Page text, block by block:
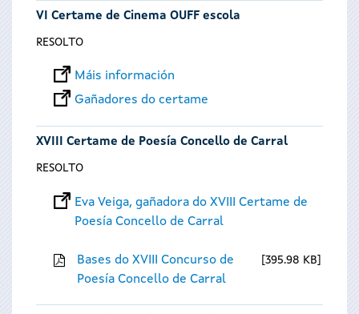
VI Certame de Cinema OUFF escola
RESOLTO
Máis información
Gañadores do certame
XVIII Certame de Poesía Concello de Carral
RESOLTO
Eva Veiga, gañadora do XVIII Certame de
Poesía Concello de Carral
Bases do XVIII Concurso de
Poesía Concello de Carral
395.98 KB